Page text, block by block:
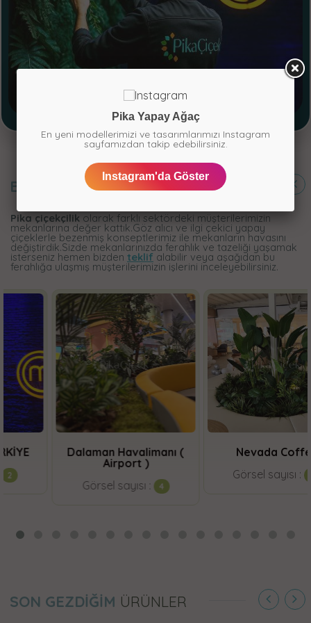
BİTEN PROJELER
Pika çiçekçilik olarak farklı sektördeki müşterilerimizin
mekanlarına değer kattık.Göz alıcı ve ilgi çekici yapay
çiçeklerle bezenmiş konseptlerimiz ile mekanların havasını
değiştirdik.Sizde mekanlarınızda ferahlık ve tazeliği yaşamak
isterseniz hemen bizden teklif alabilir veya aşağıdan bu
ferahlığa ulaşmış müşterilerimizin işlerini inceleyebilirsiniz.
Dalaman Havalimanı (
Airport )
Görsel sayısı : 4
Nevada Coffee
Görsel sayısı : 16
SON GEZDİĞİM ÜRÜNLER
Pika Yapay Ağaç
En yeni modellerimizi ve tasarımlarımızı Instagram
sayfamızdan takip edebilirsiniz.
Instagram'da Göster